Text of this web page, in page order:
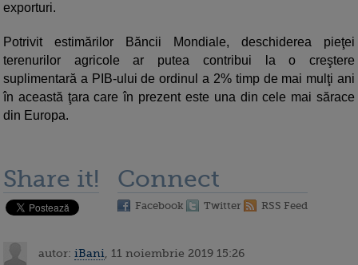
exporturi.
Potrivit estimărilor Băncii Mondiale, deschiderea pieţei
terenurilor agricole ar putea contribui la o creştere
suplimentară a PIB-ului de ordinul a 2% timp de mai mulţi ani
în această ţara care în prezent este una din cele mai sărace
din Europa.
Share it! Connect
Facebook Twitter RSS Feed
autor: iBani , 11 noiembrie 2019 15:26